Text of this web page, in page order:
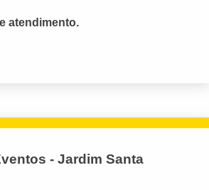
atendimento.
- Jardim Santa